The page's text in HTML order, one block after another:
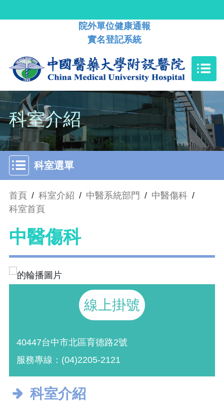
院外單位健康通報
實名登記系統
科室介紹
科室選單
首頁 / 科室介紹 / 中醫系統部門 / 中醫傷科 /
科室首頁
中醫傷科
線上掛號
40447台中市北區育德路2號
服務專線：(04)2205-2121
科室介紹